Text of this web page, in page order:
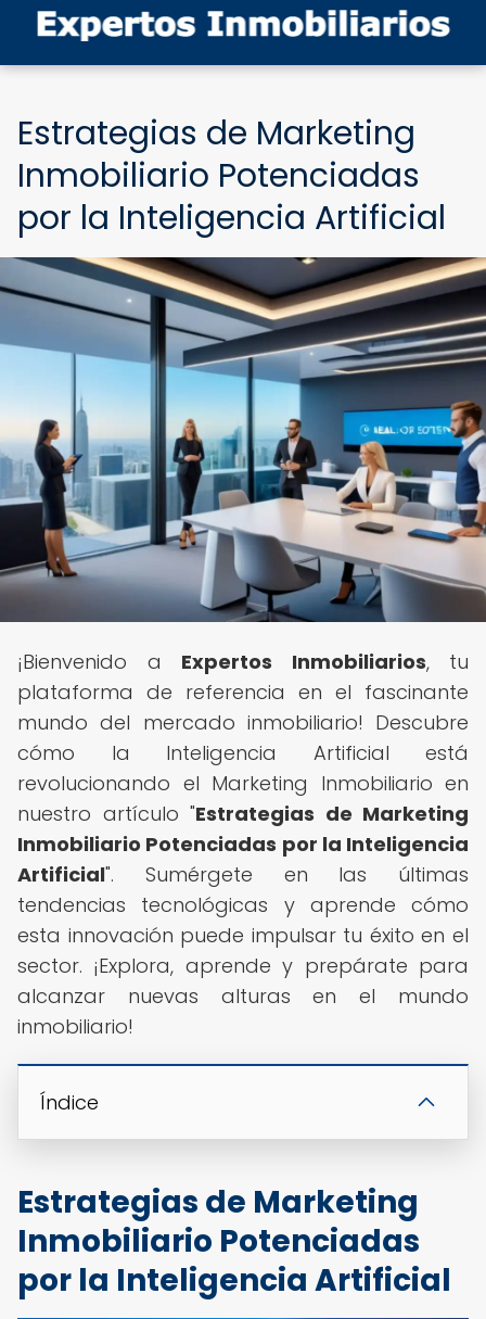
Estrategias de Marketing
Inmobiliario Potenciadas
por la Inteligencia Artificial
¡Bienvenido a Expertos Inmobiliarios, tu
plataforma de referencia en el fascinante
mundo del mercado inmobiliario! Descubre
cómo la Inteligencia Artificial está
revolucionando el Marketing Inmobiliario en
nuestro artículo "Estrategias de Marketing
Inmobiliario Potenciadas por la Inteligencia
Artificial". Sumérgete en las últimas
tendencias tecnológicas y aprende cómo
esta innovación puede impulsar tu éxito en el
sector. ¡Explora, aprende y prepárate para
alcanzar nuevas alturas en el mundo
inmobiliario!
Índice
Estrategias de Marketing
Inmobiliario Potenciadas
por la Inteligencia Artificial